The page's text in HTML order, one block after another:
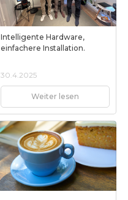
Intelligente Hardware,
einfachere Installation.
30.4.2025
Weiter lesen